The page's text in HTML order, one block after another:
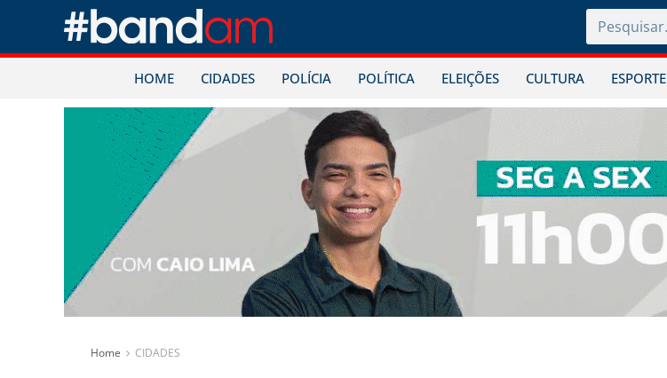
HOME CIDADES POLÍCIA POLÍTICA ELEIÇÕES CULTURA ESPORTE
Home CIDADES